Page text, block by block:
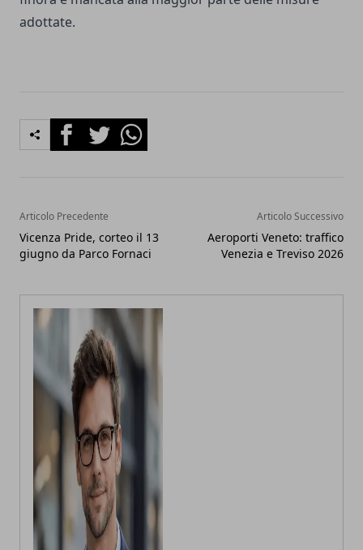
adottate.
FacebookTwitterWhatsapp
Articolo Precedente
Vicenza Pride, corteo il 13
giugno da Parco Fornaci
Articolo Successivo
Aeroporti Veneto: traffico
Venezia e Treviso 2026